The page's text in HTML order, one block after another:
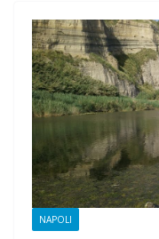
NAPOLI